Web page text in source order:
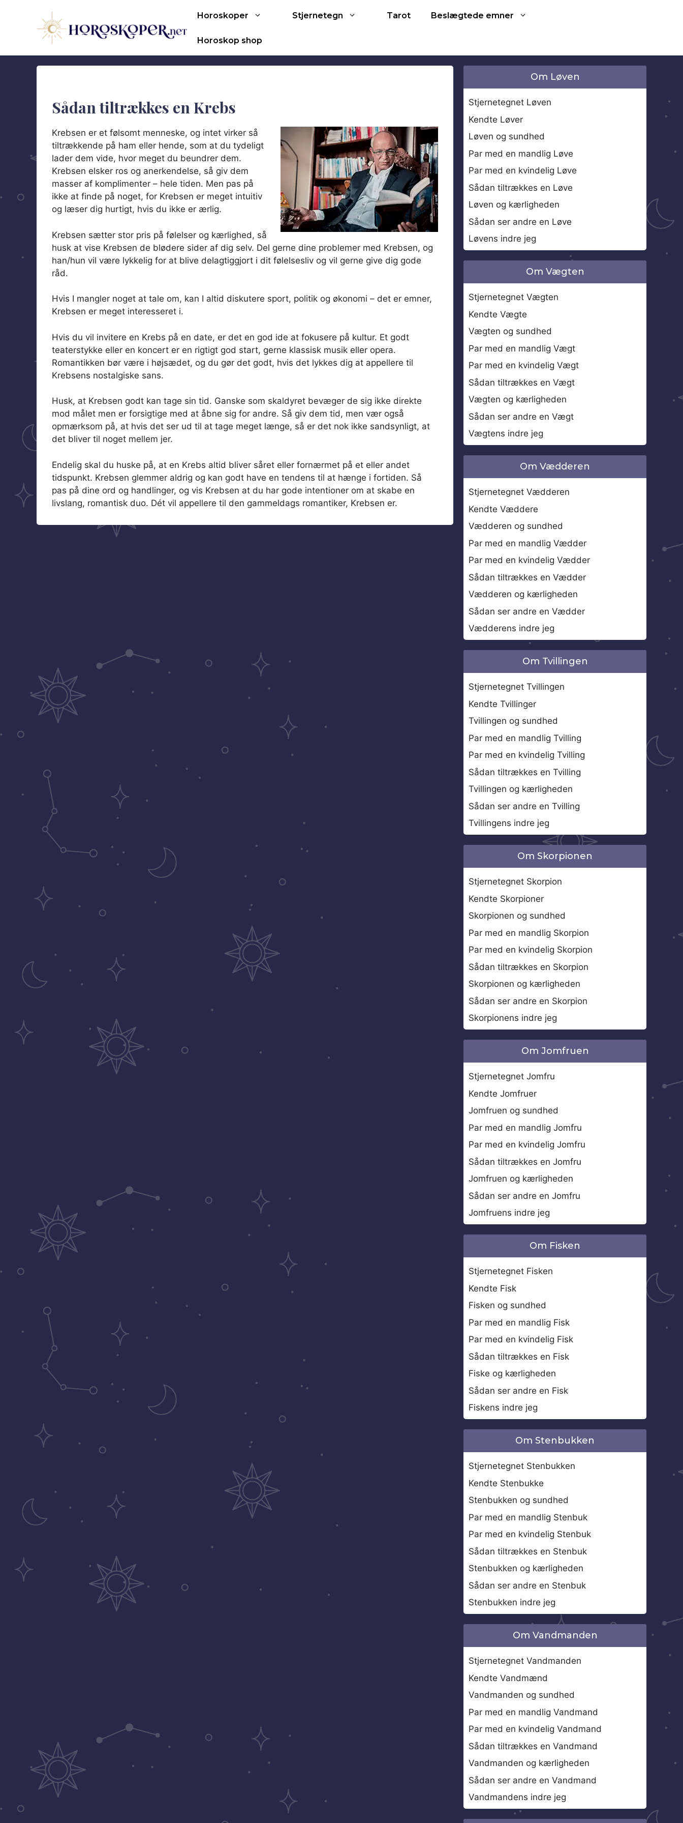
Horoskoper Stjernetegn Tarot Beslægtede emner
Horoskop shop
Sådan tiltrækkes en Krebs
Krebsen er et følsomt menneske, og intet virker så
tiltrækkende på ham eller hende, som at du tydeligt
lader dem vide, hvor meget du beundrer dem.
Krebsen elsker ros og anerkendelse, så giv dem
masser af komplimenter – hele tiden. Men pas på
ikke at finde på noget, for Krebsen er meget intuitiv
og læser dig hurtigt, hvis du ikke er ærlig.
Krebsen sætter stor pris på følelser og kærlighed, så
husk at vise Krebsen de blødere sider af dig selv. Del gerne dine problemer med Krebsen, og
han/hun vil være lykkelig for at blive delagtiggjort i dit følelsesliv og vil gerne give dig gode
råd.
Hvis I mangler noget at tale om, kan I altid diskutere sport, politik og økonomi – det er emner,
Krebsen er meget interesseret i.
Hvis du vil invitere en Krebs på en date, er det en god ide at fokusere på kultur. Et godt
teaterstykke eller en koncert er en rigtigt god start, gerne klassisk musik eller opera.
Romantikken bør være i højsædet, og du gør det godt, hvis det lykkes dig at appellere til
Krebsens nostalgiske sans.
Husk, at Krebsen godt kan tage sin tid. Ganske som skaldyret bevæger de sig ikke direkte
mod målet men er forsigtige med at åbne sig for andre. Så giv dem tid, men vær også
opmærksom på, at hvis det ser ud til at tage meget længe, så er det nok ikke sandsynligt, at
det bliver til noget mellem jer.
Endelig skal du huske på, at en Krebs altid bliver såret eller fornærmet på et eller andet
tidspunkt. Krebsen glemmer aldrig og kan godt have en tendens til at hænge i fortiden. Så
pas på dine ord og handlinger, og vis Krebsen at du har gode intentioner om at skabe en
livslang, romantisk duo. Dét vil appellere til den gammeldags romantiker, Krebsen er.
Om Løven
Stjernetegnet Løven
Kendte Løver
Løven og sundhed
Par med en mandlig Løve
Par med en kvindelig Løve
Sådan tiltrækkes en Løve
Løven og kærligheden
Sådan ser andre en Løve
Løvens indre jeg
Om Vægten
Stjernetegnet Vægten
Kendte Vægte
Vægten og sundhed
Par med en mandlig Vægt
Par med en kvindelig Vægt
Sådan tiltrækkes en Vægt
Vægten og kærligheden
Sådan ser andre en Vægt
Vægtens indre jeg
Om Vædderen
Stjernetegnet Vædderen
Kendte Væddere
Vædderen og sundhed
Par med en mandlig Vædder
Par med en kvindelig Vædder
Sådan tiltrækkes en Vædder
Vædderen og kærligheden
Sådan ser andre en Vædder
Vædderens indre jeg
Om Tvillingen
Stjernetegnet Tvillingen
Kendte Tvillinger
Tvillingen og sundhed
Par med en mandlig Tvilling
Par med en kvindelig Tvilling
Sådan tiltrækkes en Tvilling
Tvillingen og kærligheden
Sådan ser andre en Tvilling
Tvillingens indre jeg
Om Skorpionen
Stjernetegnet Skorpion
Kendte Skorpioner
Skorpionen og sundhed
Par med en mandlig Skorpion
Par med en kvindelig Skorpion
Sådan tiltrækkes en Skorpion
Skorpionen og kærligheden
Sådan ser andre en Skorpion
Skorpionens indre jeg
Om Jomfruen
Stjernetegnet Jomfru
Kendte Jomfruer
Jomfruen og sundhed
Par med en mandlig Jomfru
Par med en kvindelig Jomfru
Sådan tiltrækkes en Jomfru
Jomfruen og kærligheden
Sådan ser andre en Jomfru
Jomfruens indre jeg
Om Fisken
Stjernetegnet Fisken
Kendte Fisk
Fisken og sundhed
Par med en mandlig Fisk
Par med en kvindelig Fisk
Sådan tiltrækkes en Fisk
Fiske og kærligheden
Sådan ser andre en Fisk
Fiskens indre jeg
Om Stenbukken
Stjernetegnet Stenbukken
Kendte Stenbukke
Stenbukken og sundhed
Par med en mandlig Stenbuk
Par med en kvindelig Stenbuk
Sådan tiltrækkes en Stenbuk
Stenbukken og kærligheden
Sådan ser andre en Stenbuk
Stenbukken indre jeg
Om Vandmanden
Stjernetegnet Vandmanden
Kendte Vandmænd
Vandmanden og sundhed
Par med en mandlig Vandmand
Par med en kvindelig Vandmand
Sådan tiltrækkes en Vandmand
Vandmanden og kærligheden
Sådan ser andre en Vandmand
Vandmandens indre jeg